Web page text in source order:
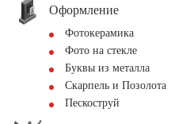
Оформление
Фотокерамика
Фото на стекле
Буквы из металла
Скарпель и Позолота
Пескоструй